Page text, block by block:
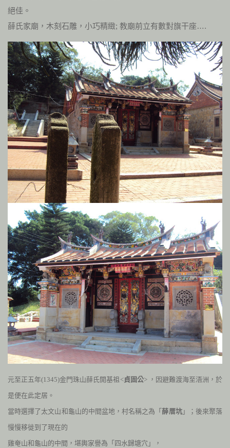
絕佳。
薛氏家廟，木刻石雕，小巧精緻; 教廟前立有數對旗干座….
元至正五年(1345)金門珠山薛氏開基祖<貞固公> ，因避難渡海至浯洲 ，於
是便在此定居。
當時選擇了太文山和龜山的中間盆地，村名稱之為「薛厝坑」；後來聚落
慢慢移徙到了現在的
雞奄山和龜山的中間，堪輿家譽為「四水歸塘穴」，